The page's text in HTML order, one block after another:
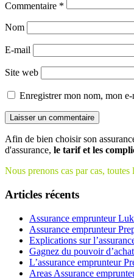
Commentaire *
Nom
E-mail
Site web
Enregistrer mon nom, mon
Afin de bien choisir son
d'assurance, le tarif et les
Nous prenons cas par cas,
Articles récents
Assurance emprunteur
Assurance emprunteur
Explications sur
Gagnez du pouvoir
L’assurance emprunteur
Areas Assurance